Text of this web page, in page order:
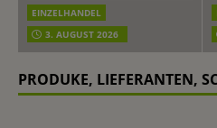
EINZELHANDEL
3. AUGUST 2026
PRODUKE, LIEFERANTEN,